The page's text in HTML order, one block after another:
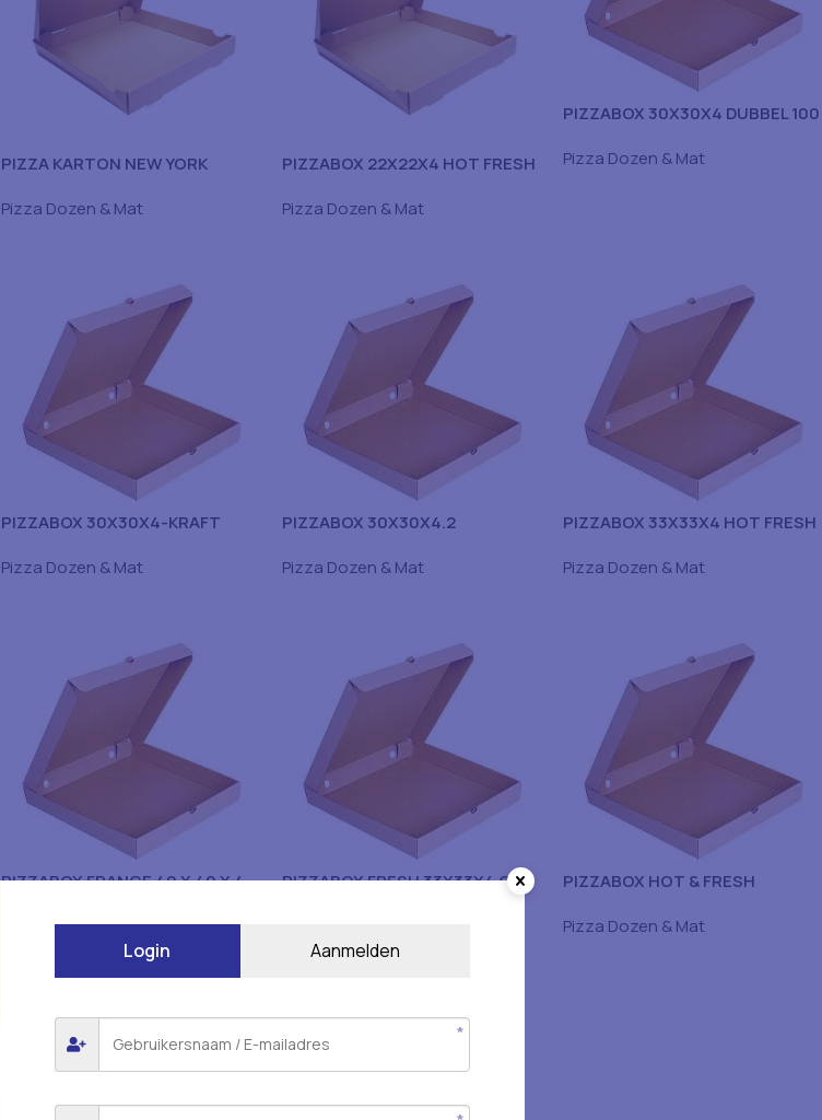
PIZZA KARTON NEW YORK
Pizza Dozen & Mat
PIZZABOX 22X22X4 HOT FRESH
Pizza Dozen & Mat
PIZZABOX 30X30X4 DUBBEL 100
Pizza Dozen & Mat
PIZZABOX 30X30X4-KRAFT
Pizza Dozen & Mat
PIZZABOX 30X30X4.2
Pizza Dozen & Mat
PIZZABOX 33X33X4 HOT FRESH
Pizza Dozen & Mat
PIZZABOX FRANCE 40 X 40 X 4
Pizza Dozen & Mat
PIZZABOX FRESH 33X33X4 CM
PIZZABOX HOT & FRESH
Pizza Dozen & Mat
Login Aanmelden